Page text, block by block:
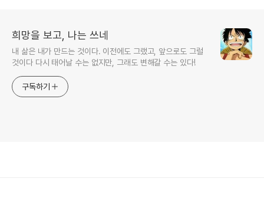
희망을 보고, 나는 쓰네
내 삶은 내가 만드는 것이다. 이전에도 그랬고, 앞으로도 그럴
것이다 다시 태어날 수는 없지만, 그래도 변해갈 수는 있다!
구독하기